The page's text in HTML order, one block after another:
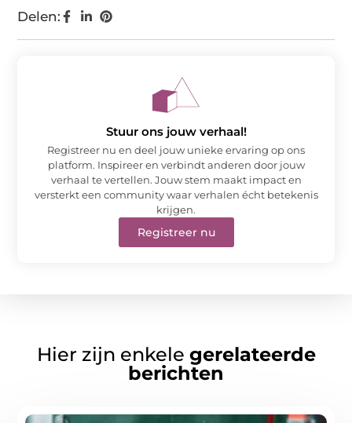
Delen:
Stuur ons jouw verhaal!
Registreer nu en deel jouw unieke ervaring op ons
platform. Inspireer en verbindt anderen door jouw
verhaal te vertellen. Jouw stem maakt impact en
versterkt een community waar verhalen écht betekenis
krijgen.
Registreer nu
Hier zijn enkele gerelateerde
berichten